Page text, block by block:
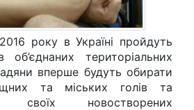
року в Україні пройдуть
територіальних
вперше будуть обирати
та міських голів та
новостворених